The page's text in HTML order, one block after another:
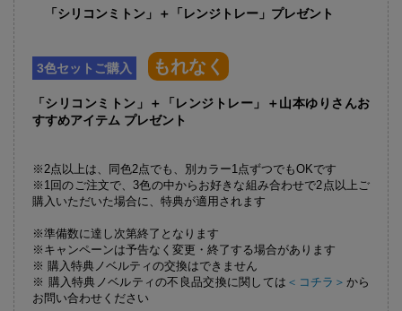
「シリコンミトン」＋「レンジトレー」プレゼント
3色セットご購入 もれなく
「シリコンミトン」＋「レンジトレー」＋山本ゆりさんお
すすめアイテム プレゼント
※2点以上は、同色2点でも、別カラー1点ずつでもOKです
※1回のご注文で、3色の中からお好きな組み合わせで2点以上ご
購入いただいた場合に、特典が適用されます
※準備数に達し次第終了となります
※キャンペーンは予告なく変更・終了する場合があります
※ 購入特典ノベルティの交換はできません
※ 購入特典ノベルティの不良品交換に関しては ＜コチラ＞ から
お問い合わせください